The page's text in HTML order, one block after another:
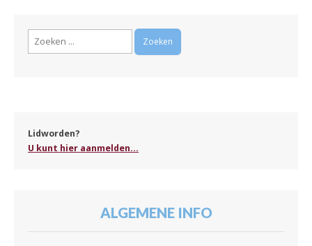
Zoeken
Lidworden?
U kunt hier aanmelden...
ALGEMENE INFO